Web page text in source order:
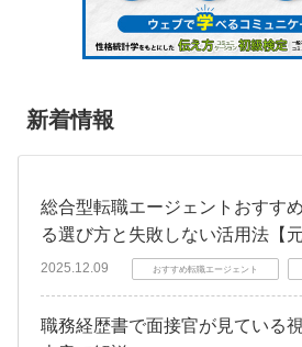
新着情報
総合型転職エージェントおすす
る選び方と失敗しない活用法【
2025.12.09 おすすめ転職エージェント
職務経歴書で面接官が見ている